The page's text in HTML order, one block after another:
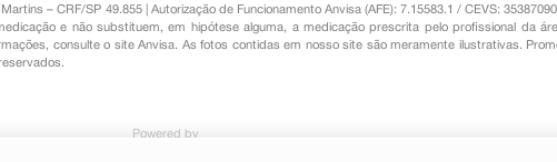
– CRF/SP 49.855 | Autorização de Funcionamento Anvisa (AFE): 7.15583.1 / CEVS:
e não substituem, em hipótese alguma, a medicação prescrita pelo profissional da
consulte o site Anvisa. As fotos contidas em nosso site são meramente ilustrativas.
Powered by